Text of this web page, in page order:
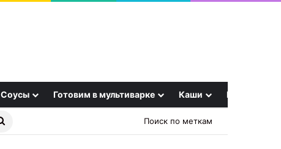
Соусы Готовим в мультиварке Каши Еще
Найти
Поиск по меткам